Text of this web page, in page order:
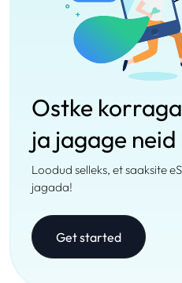
Ostke
ja jagage
Loodud selleks, et saaksite
jagada!
Get started